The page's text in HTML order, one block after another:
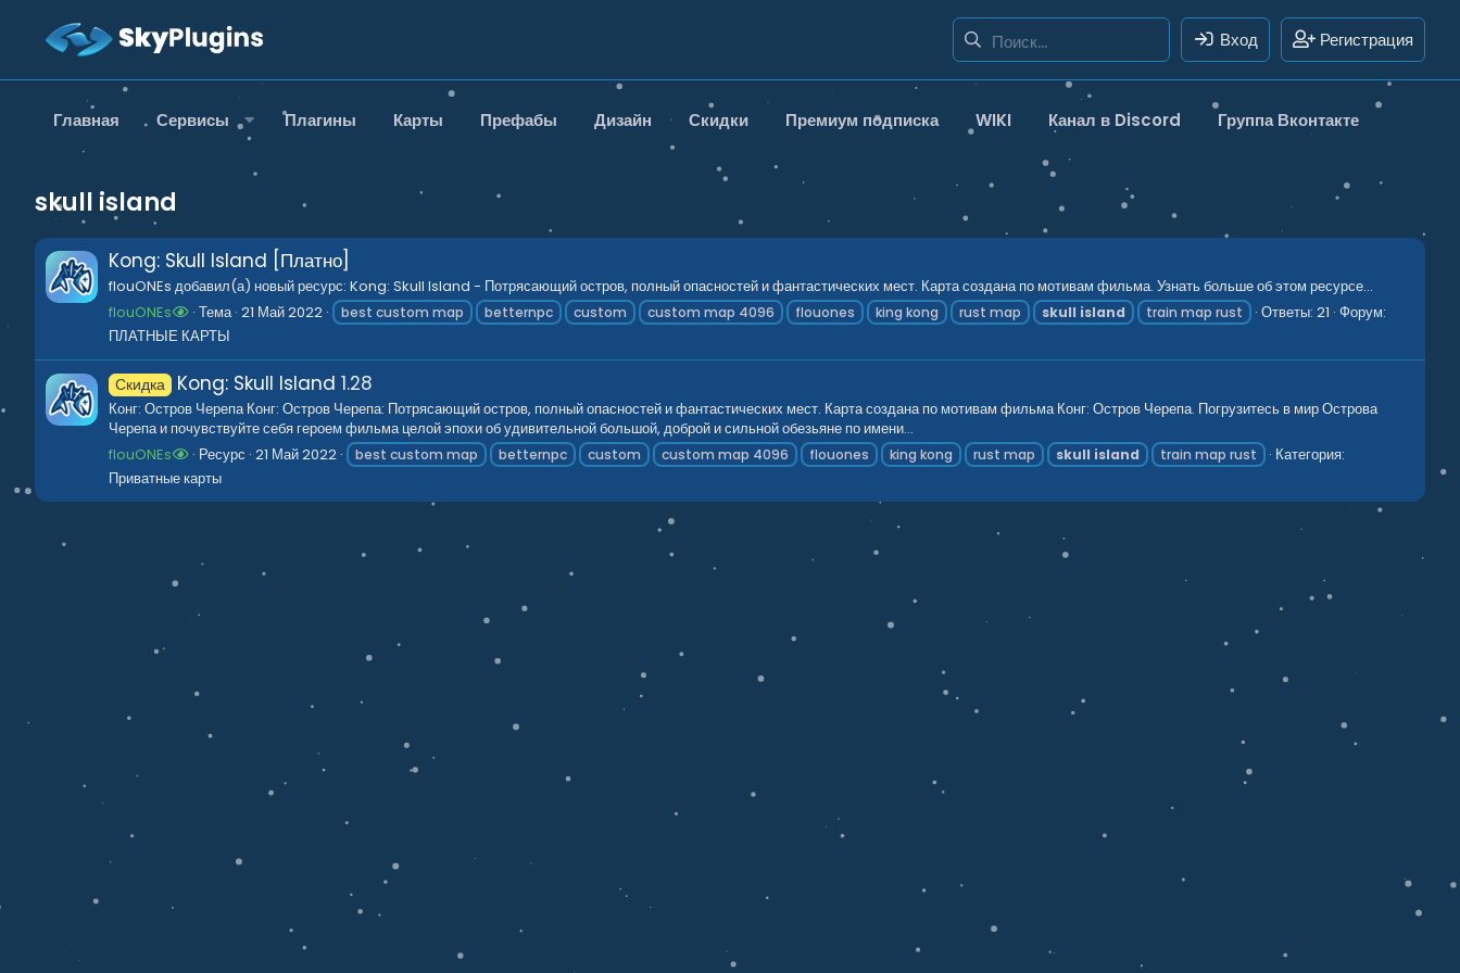
Вход Регистрация
Главная Сервисы Плагины Карты Префабы Дизайн Скидки Премиум подписка WIKI Канал в Discord Группа Вконтакте
skull island
Kong: Skull Island [Платно]
flouONEs добавил(а) новый ресурс: Kong: Skull Island - Потрясающий остров, полный опасностей и фантастических мест. Карта создана по мотивам фильма. Узнать больше об этом ресурсе...
flouONEs
Тема 21 Май 2022 best custom map betternpc custom custom map 4096 flouones king kong rust map skull island train map rust Ответы: 21 Форум:
ПЛАТНЫЕ КАРТЫ
Скидка Kong: Skull Island 1.28
Конг: Остров Черепа Конг: Остров Черепа: Потрясающий остров, полный опасностей и фантастических мест. Карта создана по мотивам фильма Конг: Остров Черепа. Погрузитесь в мир Острова
Черепа и почувствуйте себя героем фильма целой эпохи об удивительной большой, доброй и сильной обезьяне по имени...
flouONEs
Ресурс 21 Май 2022 best custom map betternpc custom custom map 4096 flouones king kong rust map skull island train map rust
Категория:
Приватные карты